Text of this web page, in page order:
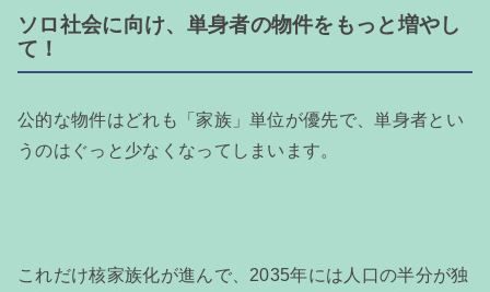
ソロ社会に向け、単身者の物件をもっと増やし
て！
公的な物件はどれも「家族」単位が優先で、単身者とい
うのはぐっと少なくなってしまいます。
これだけ核家族化が進んで、2035年には人口の半分が独